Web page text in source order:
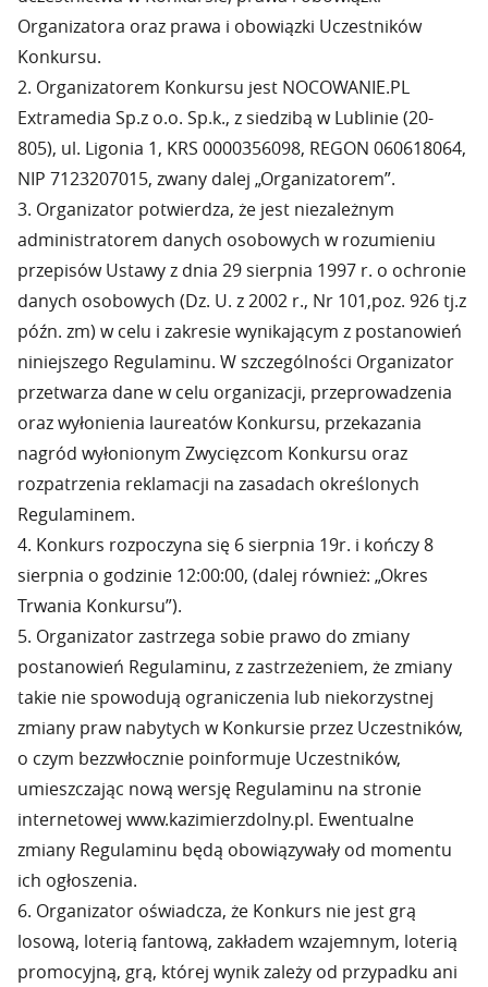
Organizatora oraz prawa i obowiązki Uczestników
Konkursu.
2. Organizatorem Konkursu jest NOCOWANIE.PL
Extramedia Sp.z o.o. Sp.k., z siedzibą w Lublinie (20-
805), ul. Ligonia 1, KRS 0000356098, REGON 060618064,
NIP 7123207015, zwany dalej „Organizatorem”.
3. Organizator potwierdza, że jest niezależnym
administratorem danych osobowych w rozumieniu
przepisów Ustawy z dnia 29 sierpnia 1997 r. o ochronie
danych osobowych (Dz. U. z 2002 r., Nr 101,poz. 926 tj.z
późn. zm) w celu i zakresie wynikającym z postanowień
niniejszego Regulaminu. W szczególności Organizator
przetwarza dane w celu organizacji, przeprowadzenia
oraz wyłonienia laureatów Konkursu, przekazania
nagród wyłonionym Zwycięzcom Konkursu oraz
rozpatrzenia reklamacji na zasadach określonych
Regulaminem.
4. Konkurs rozpoczyna się 6 sierpnia 19r. i kończy 8
sierpnia o godzinie 12:00:00, (dalej również: „Okres
Trwania Konkursu”).
5. Organizator zastrzega sobie prawo do zmiany
postanowień Regulaminu, z zastrzeżeniem, że zmiany
takie nie spowodują ograniczenia lub niekorzystnej
zmiany praw nabytych w Konkursie przez Uczestników,
o czym bezzwłocznie poinformuje Uczestników,
umieszczając nową wersję Regulaminu na stronie
internetowej www.kazimierzdolny.pl. Ewentualne
zmiany Regulaminu będą obowiązywały od momentu
ich ogłoszenia.
6. Organizator oświadcza, że Konkurs nie jest grą
losową, loterią fantową, zakładem wzajemnym, loterią
promocyjną, grą, której wynik zależy od przypadku ani